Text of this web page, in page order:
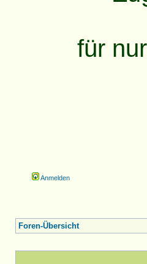
für nur
Anmelden
Foren-Übersicht